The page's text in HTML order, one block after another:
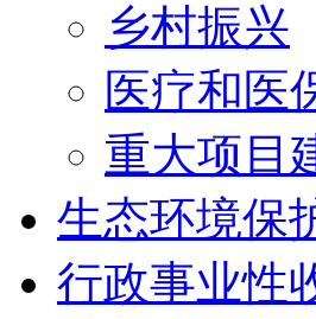
乡村振兴
医疗和医
重大项目
生态环境保
行政事业性